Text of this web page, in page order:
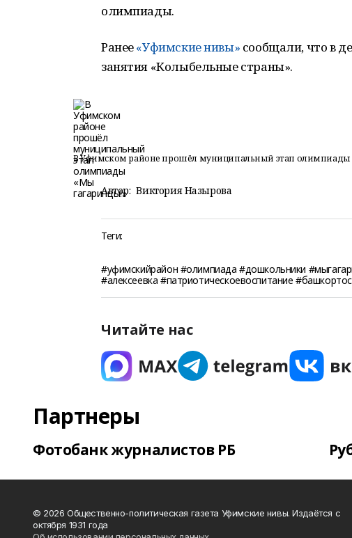
олимпиады.
Ранее«Уфимские нивы» сообщали, что в
занятия «Колыбельные страны».
В Уфимском районе прошёл муниципальный этап олимпиады
Автор: Виктория Назырова
Теги:
#уфимскийрайон #олимпиада #дошкольники
#алексеевка #патриотическоевоспитание
Читайте нас
Партнеры
Фотобанк журналистов РБ
© 2026 Общественно-политическая газета Уфимские нивы. Издаётся с
октября 1931 года